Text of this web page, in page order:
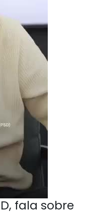
fala sobre